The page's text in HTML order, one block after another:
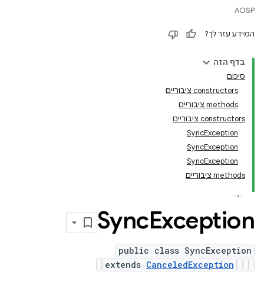
AOSP
המידע עזר לך?
בדף הזה
סיכום
‫constructors ציבוריים
‫methods ציבוריים
‫constructors ציבוריים
SyncException
SyncException
SyncException
‫methods ציבוריים
SyncException
public class SyncException
extends CanceledException